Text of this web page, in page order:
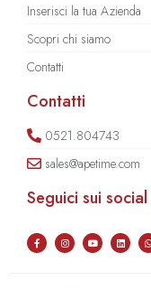
Inserisci la tua Azienda
Scopri chi siamo
Contatti
Contatti
0521.804743
sales@apetime.com
Seguici sui social